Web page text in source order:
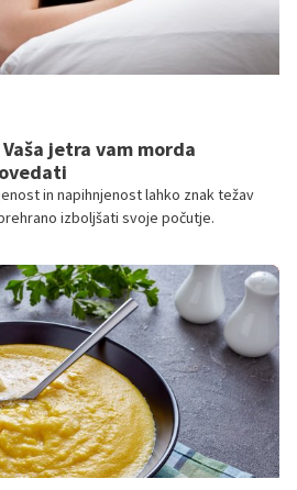
jetra vam morda
in napihnjenost lahko znak težav
izboljšati svoje počutje.